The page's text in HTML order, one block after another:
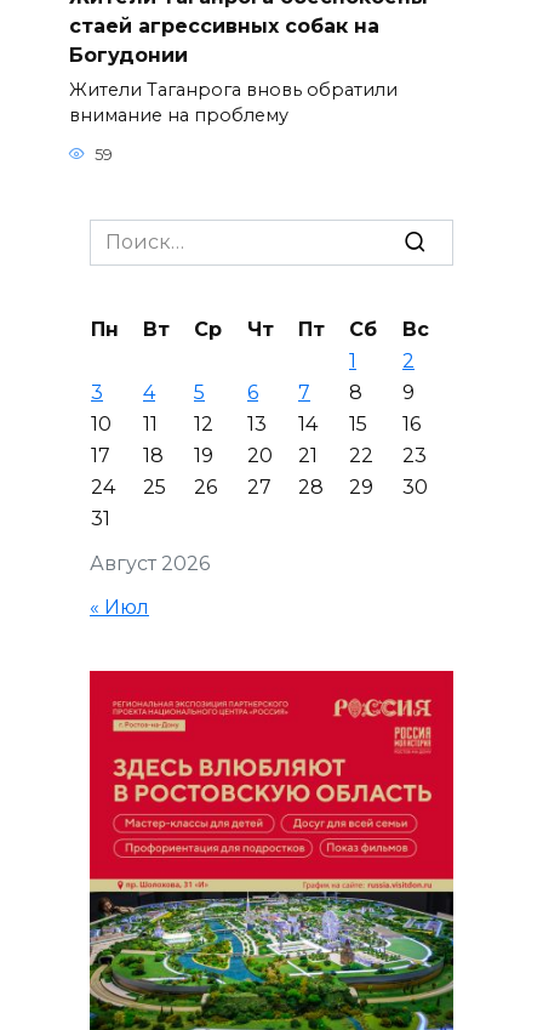
стаей агрессивных собак на
Богудонии
Жители Таганрога вновь обратили
внимание на проблему
59
Search
for:
Август 2026
Пн Вт Ср Чт Пт Сб
Вс
1
2
3
4 5 6 7 8
9
10
11 12 13 14 15
16
17
18 19 20 21 22
23
24
25 26 27 28 29
30
31
« Июл